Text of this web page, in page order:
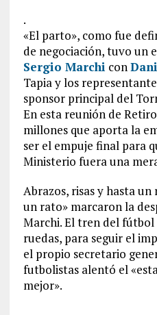
.
«El parto», como fue
de negociación, tuvo un
Sergio Marchi con
Tapia y los
sponsor principal del
En esta reunión de
millones que aporta la
ser el empuje final para
Ministerio fuera una
Abrazos, risas y hasta un
un rato» marcaron la
Marchi. El tren del fútbol
ruedas, para seguir el
el propio secretario
futbolistas alentó el
mejor».